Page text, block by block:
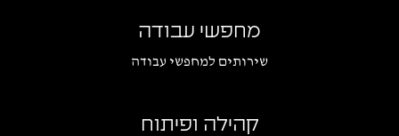
מחפשי עבודה
שירותים למחפשי עבודה
קהילה ופיתוח